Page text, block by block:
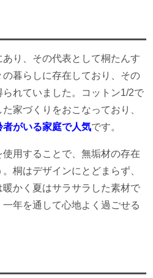
り、その代表として桐たんす
暮らしに存在しており、その
れていました。コットン1/2で
家づくりをおこなっており、
がいる家庭で人気です。
用することで、無垢材の存在
桐はデザインにとどまらず、
かく夏はサラサラした素材で
年を通して心地よく過ごせる